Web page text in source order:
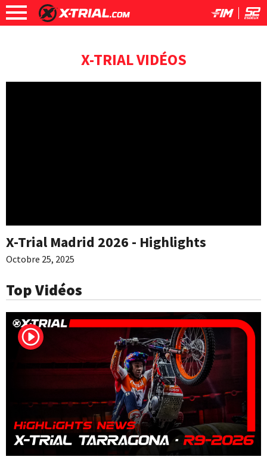
X-TRIAL VIDÉOS
X-Trial Madrid 2026 - Highlights
Octobre 25, 2025
Top Vidéos